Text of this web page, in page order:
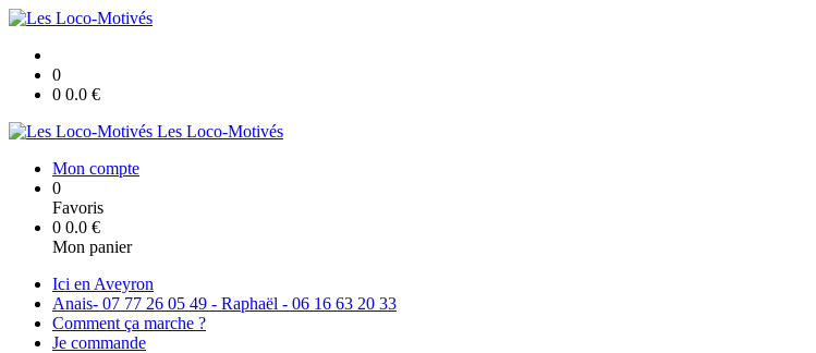
0
0 0.0 €
Les Loco-Motivés
Mon compte
0
Favoris
0 0.0 €
Mon panier
Ici en Aveyron
Anais- 07 77 26 05 49 - Raphaël - 06 16 63 20 33
Comment ça marche ?
Je commande